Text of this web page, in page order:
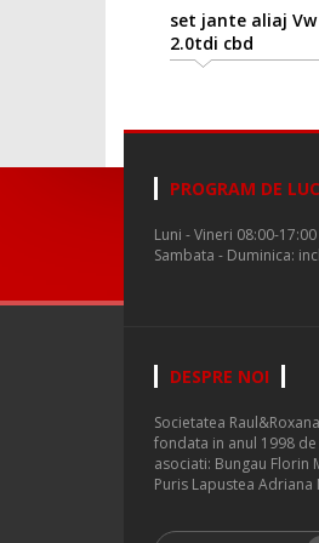
set jante aliaj Vw
2.0tdi cbd
PROGRAM DE
Luni - Vineri 08:00-17:00
Sambata - Duminica:
DESPRE NOI
Societatea
fondata in anul 1998
asociati: Bungau Florin
Puris Lapustea Adriana